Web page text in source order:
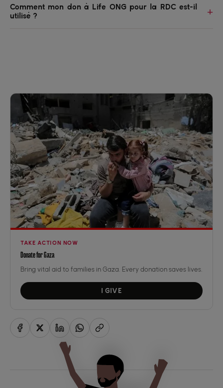
Comment mon don à Life ONG pour la RDC est-il
utilisé ?
TAKE ACTION NOW
Donate for Gaza
Bring vital aid to families in Gaza. Every donation saves lives.
I GIVE